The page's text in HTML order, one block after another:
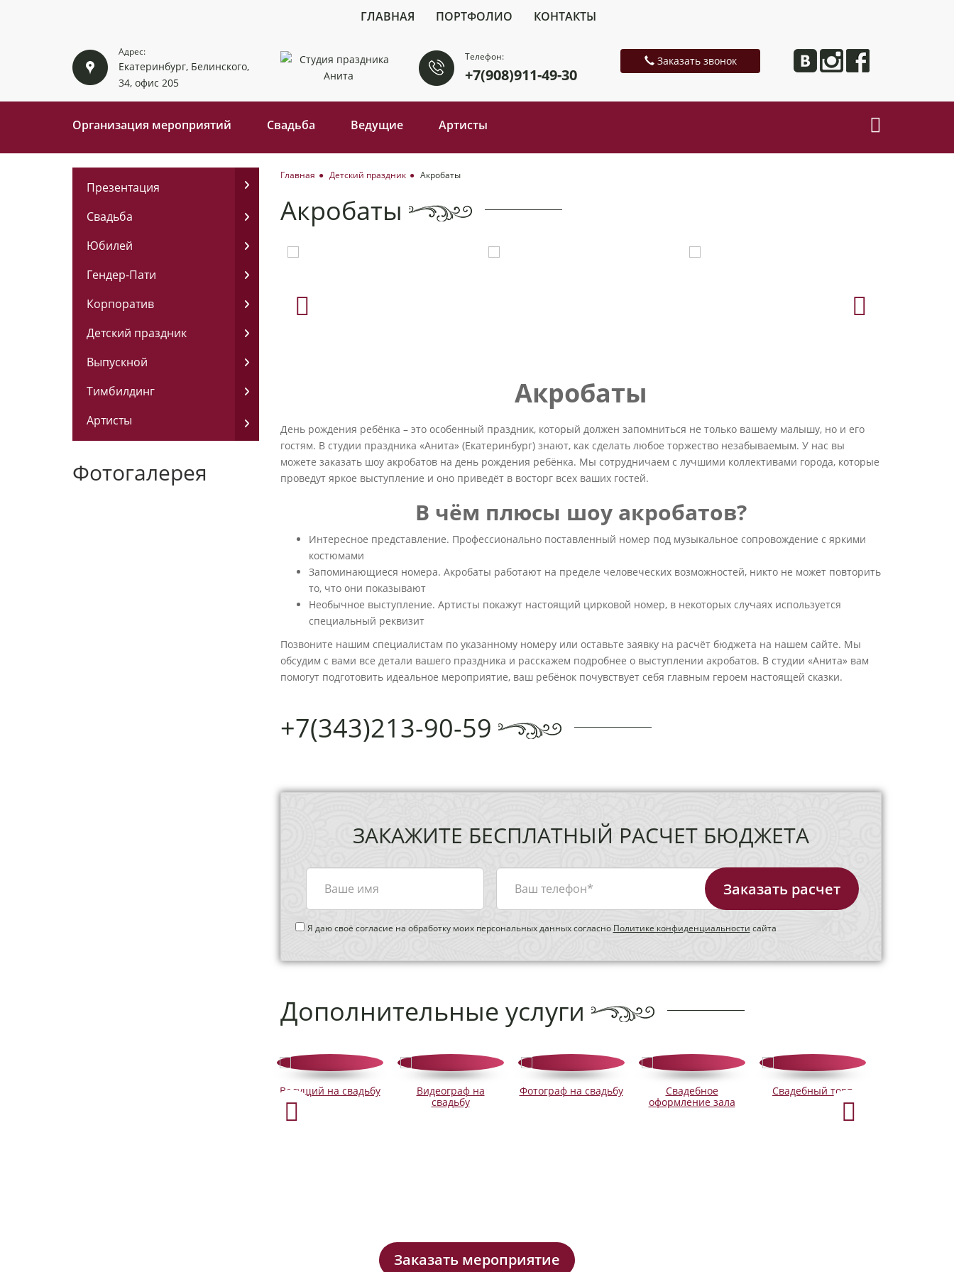
ГЛАВНАЯ ПОРТФОЛИО КОНТАКТЫ
Адрес:
Екатеринбург, Белинского,
34, офис 205
Телефон:
+7(908)911-49-30
Заказать звонок
Организация мероприятий Свадьба Ведущие Артисты
Презентация
Свадьба
Юбилей
Гендер-Пати
Корпоратив
Детский праздник
Выпускной
Тимбилдинг
Артисты
Фотогалерея
МЕРОПРИЯТИЯ
КОРПОРАТИВЫ
Главная Детский праздник Акробаты
Акробаты
Акробаты
День рождения ребёнка – это особенный праздник, который должен запомниться не только вашему малышу, но и его
гостям. В студии праздника «Анита» (Екатеринбург) знают, как сделать любое торжество незабываемым. У нас вы
можете заказать шоу акробатов на день рождения ребёнка. Мы сотрудничаем с лучшими коллективами города, которые
проведут яркое выступление и оно приведёт в восторг всех ваших гостей.
В чём плюсы шоу акробатов?
Интересное представление. Профессионально поставленный номер под музыкальное сопровождение с яркими
костюмами
Запоминающиеся номера. Акробаты работают на пределе человеческих возможностей, никто не может повторить
то, что они показывают
Необычное выступление. Артисты покажут настоящий цирковой номер, в некоторых случаях используется
специальный реквизит
Позвоните нашим специалистам по указанному номеру или оставьте заявку на расчёт бюджета на нашем сайте. Мы
обсудим с вами все детали вашего праздника и расскажем подробнее о выступлении акробатов. В студии «Анита» вам
помогут подготовить идеальное мероприятие, ваш ребёнок почувствует себя главным героем настоящей сказки.
+7(343)213-90-59
ЗАКАЖИТЕ БЕСПЛАТНЫЙ РАСЧЕТ БЮДЖЕТА
Заказать расчет
Я даю своё согласие на обработку моих персональных данных согласно Политике конфиденциальности сайта
Дополнительные услуги
Ведущий на свадьбу
Видеограф на
свадьбу
Фотограф на свадьбу
Свадебное
оформление зала
Свадебный торт
Заказать мероприятие